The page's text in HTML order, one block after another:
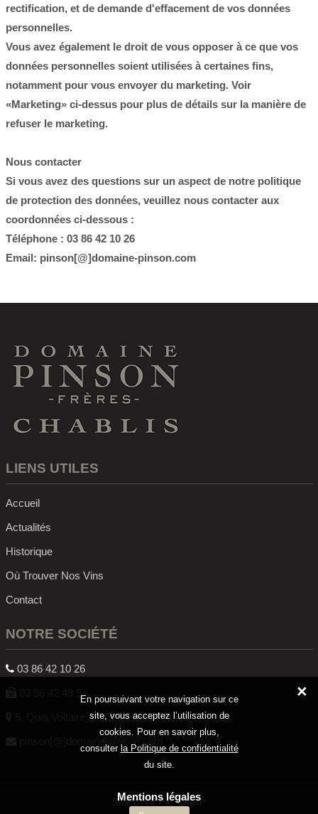
rectification, et de demande d'effacement de vos données
personnelles.
Vous avez également le droit de vous opposer à ce que vos
données personnelles soient utilisées à certaines fins,
notamment pour vous envoyer du marketing. Voir
«Marketing» ci-dessus pour plus de détails sur la manière de
refuser le marketing.
Nous contacter
Si vous avez des questions sur un aspect de notre politique
de protection des données, veuillez nous contacter aux
coordonnées ci-dessous :
Téléphone : 03 86 42 10 26
Email: pinson[@]domaine-pinson.com
LIENS UTILES
Accueil
Actualités
Historique
Où Trouver Nos Vins
Contact
NOTRE SOCIÉTÉ
03 86 42 10 26
03 86 42 49 94
5, Quai Voltaire 89800 Chablis France
Site Créé ParCMRP
En poursuivant votre navigation sur ce
site, vous acceptez l’utilisation de
cookies. Pour en savoir plus,
consulter la Politique de confidentialité
du site.
Mentions légales